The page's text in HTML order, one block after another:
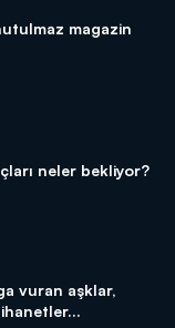
magazin
neler bekliyor?
vuran aşklar,
ihanetler...